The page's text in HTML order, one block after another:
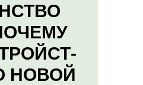
НОВОЙ